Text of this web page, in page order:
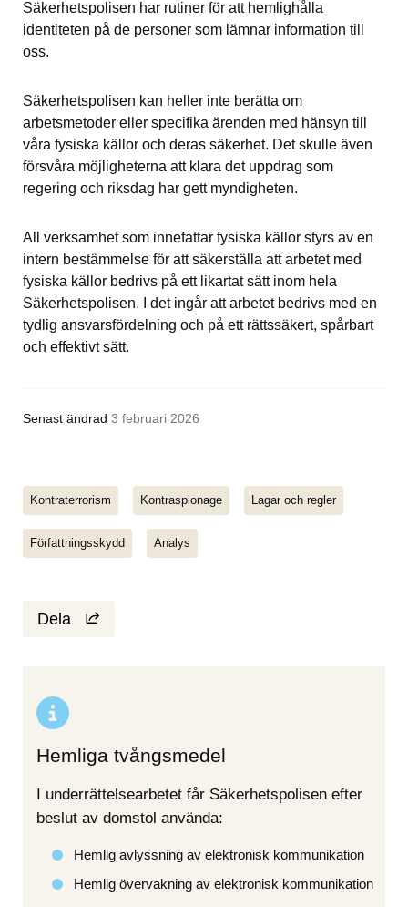
Säkerhetspolisen har rutiner för att hemlighålla
identiteten på de personer som lämnar information till
oss.
Säkerhetspolisen kan heller inte berätta om
arbetsmetoder eller specifika ärenden med hänsyn till
våra fysiska källor och deras säkerhet. Det skulle även
försvåra möjligheterna att klara det uppdrag som
regering och riksdag har gett myndigheten.
All verksamhet som innefattar fysiska källor styrs av en
intern bestämmelse för att säkerställa att arbetet med
fysiska källor bedrivs på ett likartat sätt inom hela
Säkerhetspolisen. I det ingår att arbetet bedrivs med en
tydlig ansvarsfördelning och på ett rättssäkert, spårbart
och effektivt sätt.
Senast ändrad 3 februari 2026
Kontraterrorism Kontraspionage Lagar och regler
Författningsskydd Analys
Dela
Hemliga tvångsmedel
I underrättelsearbetet får Säkerhetspolisen efter
beslut av domstol använda:
Hemlig avlyssning av elektronisk kommunikation
Hemlig övervakning av elektronisk kommunikation